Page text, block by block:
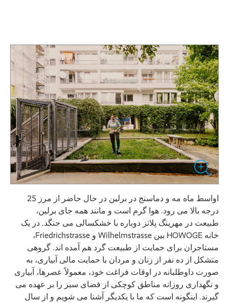
اواسط ماه مه و دماسنج در برلین در حال حاضر از مرز 25
درجه بالا می رود. هوا گرم است و مانند همه جای برلین،
طبیعت در مهرینگ پلاتز دوباره با خشکسالی می جنگد. در یک
خانه HOWOGE بین Wilhelmstrasse و Friedrichstrasse،
مستاجران برای حمایت از طبیعت گرد هم آمده اند. گروهی
متشکل از ده نفر از زنان و مردان با حمایت مالی آبیاری، به
صورت داوطلبانه در اوقات فراغت خود، معمولاً عصرها، آبیاری
و نگهداری روزانه مناطق کوچکی از فضای سبز را بر عهده می
گیرند. اینگونه است که ما با یکدیگر آشنا می شویم و از سال